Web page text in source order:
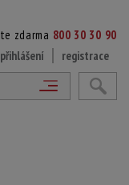
zdarma 800 30 30 90
přihlášení
registrace